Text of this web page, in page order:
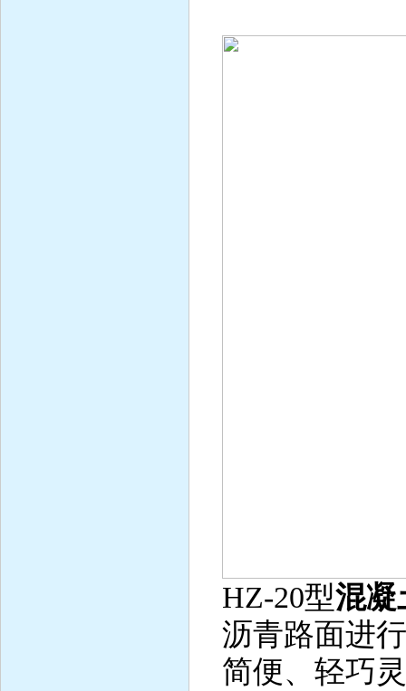
HZ-20型混凝
沥青路面进
简便、轻巧